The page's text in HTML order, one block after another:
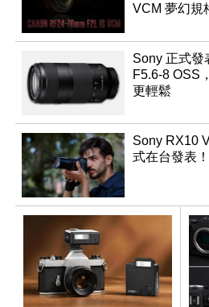
VCM 夢幻規
Sony 正式發
F5.6-8 OSS
更輕鬆
Sony RX10
式在台發表